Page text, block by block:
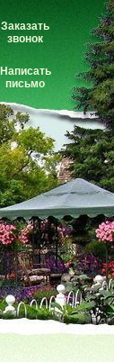
Заказать
звонок
Написать
письмо